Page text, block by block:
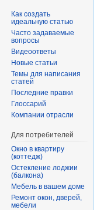
Как создать
идеальную статью
Часто задаваемые
вопросы
Видеоответы
Новые статьи
Темы для написания
статей
Последние правки
Глоссарий
Компании отрасли
Для потребителей
Окно в квартиру
(коттедж)
Остекление лоджии
(балкона)
Мебель в вашем доме
Ремонт окон, дверей,
мебели